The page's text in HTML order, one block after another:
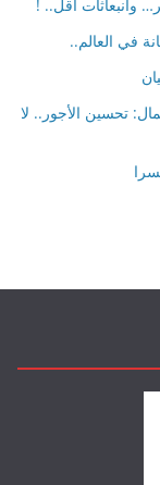
في العالم..
تحسين الأجور.. لا